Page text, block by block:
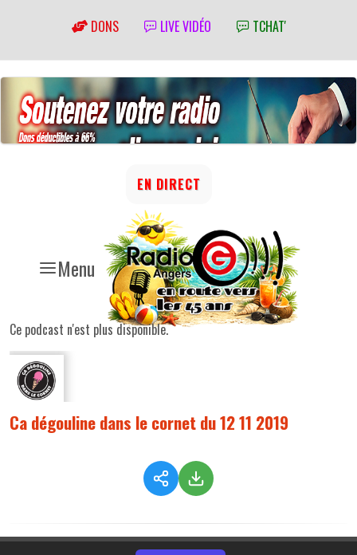
DONS LIVE VIDÉO TCHAT'
Menu
EN DIRECT
Ce podcast n'est plus disponible.
Ca dégouline dans le cornet du 12 11 2019